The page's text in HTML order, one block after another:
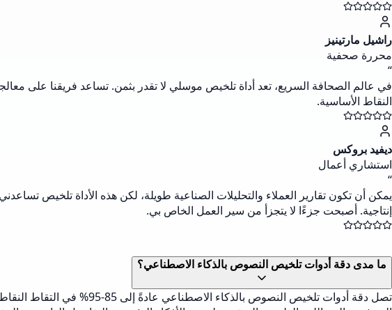
راشيل مارتينيز
محررة صحفية
“
في عالم الصحافة السريع، تعد أداة تلخيص موسلي لا تقدر بثمن. تساعد فريقنا على
النقاط الأساسية.
ديفيد بروكس
استشاري أعمال
“
يمكن أن تكون تقارير العملاء والتحليلات الصناعية طويلة، لكن هذه الأداة تلخيص
إنتاجية. أصبحت جزءًا لا يتجزأ من سير العمل الخاص بي.
ما مدى دقة أدوات تلخيص النصوص بالذكاء الاصطناعي؟
تصل دقة أدوات تلخيص